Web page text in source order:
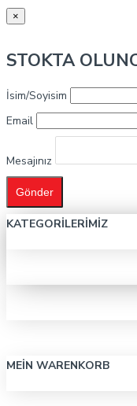
×
STOKTA
İsim/Soyisim
Email
Mesajınız
Gönder
KATEGORILERIMIZ
MEIN WARENKORB